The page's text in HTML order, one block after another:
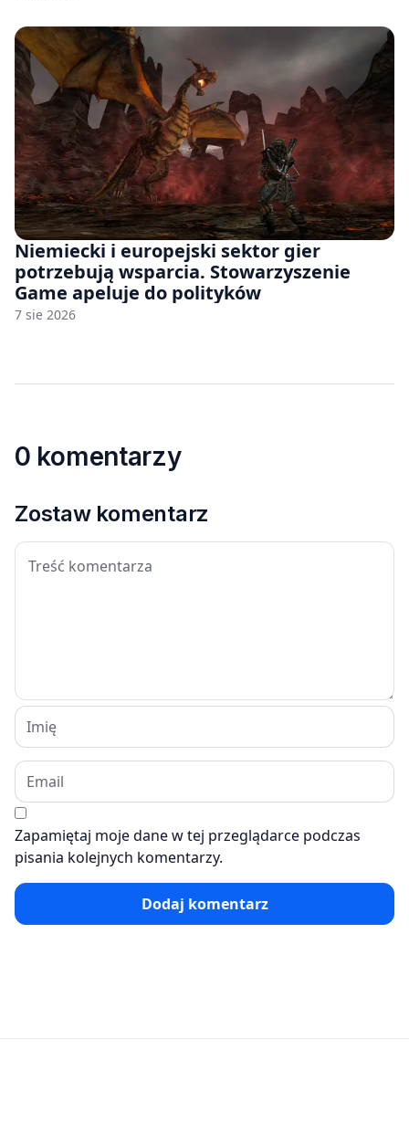
Niemiecki i europejski sektor gier
potrzebują wsparcia. Stowarzyszenie
Game apeluje do polityków
7 sie 2026
0 komentarzy
Zostaw komentarz
Zapamiętaj moje dane w tej przeglądarce podczas
pisania kolejnych komentarzy.
Dodaj komentarz